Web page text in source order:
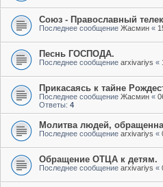
Союз - Православный
Последнее сообщение Жасмин «
Песнь ГОСПОДА.
Последнее сообщение arxivariys «
Прикасаясь к тайне
Последнее сообщение Жасмин «
Ответы: 4
Молитва людей,
Последнее сообщение arxivariys «
Обращение ОТЦА к детям.
Последнее сообщение arxivariys «